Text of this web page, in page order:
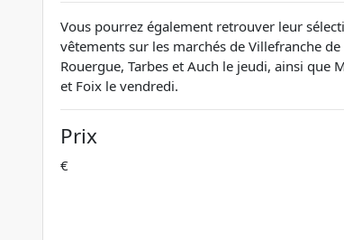
Vous pourrez également retrouver leur
vêtements sur les marchés de Villefranche de
Rouergue, Tarbes et Auch le jeudi, ainsi que
et Foix le vendredi.
Prix
€